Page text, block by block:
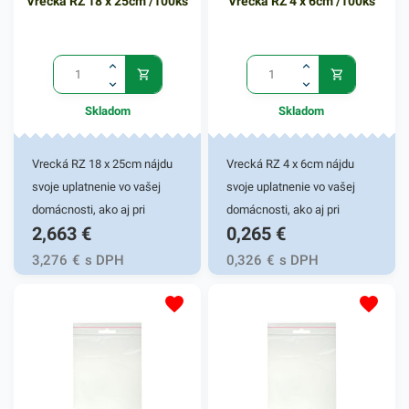
Skladom
Vrecká RZ 18 x 25cm nájdu
svoje uplatnenie vo vašej
domácnosti, ako aj pri
rôznych pracovných
činnostiach.
Rýchlouzatváracie vrecká sú
vhodné pre uskladňovanie
malých predmetov rôzneho
2,663 €
3,276 € s DPH
Skladom
Vrecká RZ 4 x 6cm nájdu
svoje uplatnenie vo vašej
domácnosti, ako aj pri
rôznych pracovných
činnostiach.
Rýchlouzatváracie vrecká sú
vhodné pre uskladňovanie
malých predmetov rôzneho
0,265 €
0,326 € s DPH